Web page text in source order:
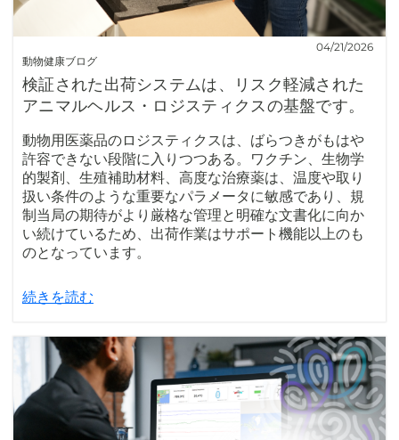
動物健康ブログ
04/21/2026
検証された出荷システムは、リスク軽減された
アニマルヘルス・ロジスティクスの基盤です。
動物用医薬品のロジスティクスは、ばらつきがもはや
許容できない段階に入りつつある。ワクチン、生物学
的製剤、生殖補助材料、高度な治療薬は、温度や取り
扱い条件のような重要なパラメータに敏感であり、規
制当局の期待がより厳格な管理と明確な文書化に向か
い続けているため、出荷作業はサポート機能以上のも
のとなっています。
続きを読む